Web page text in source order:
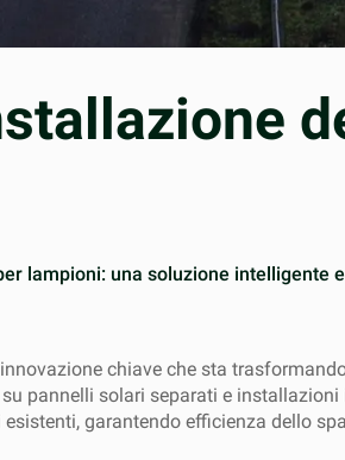
lampioni: una soluzione
chiave che sta
pannelli solari separati e
garantendo efficienza dello